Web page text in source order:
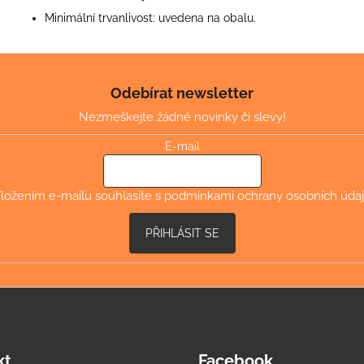
Minimální trvanlivost: uvedena na obalu.
Odebírat newsletter
Nezmeškejte žádné novinky či slevy!
E-mail
e-mailu souhlasíte s podmínkami ochrany osobních
PŘIHLÁSIT SE